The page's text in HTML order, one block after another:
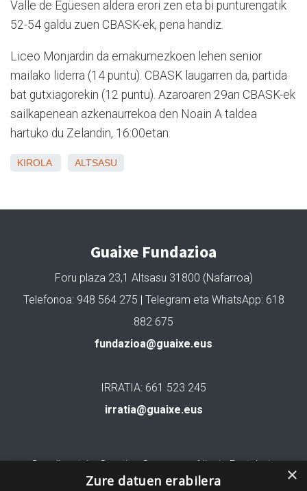
Valle de Egüesen aldera erori zen eta bi punturengatik
52-54 galdu zuen CBASK-ek, pena handiz.
Liceo Monjardin da emakumezkoen lehen senior
mailako liderra (14 puntu). CBASK laugarren da, partida
bat gutxiagorekin (12 puntu). Azaroaren 29an CBASK-ek
sailkapenean azkenaurrekoa den Noain A taldea
hartuko du Zelandin, 16:00etan.
KIROLA ALTSASU
Guaixe Fundazioa
Foru plaza 23,1 Altsasu 31800 (Nafarroa)
Telefonoa: 948 564 275 | Telegram eta WhatsApp: 618
882 675
fundazioa@guaixe.eus
IRRATIA: 661 523 245
irratia@guaixe.eus
Gure lizentzia: Creative Commons Aitortu Partekatu ×
Zure datuen erabilera